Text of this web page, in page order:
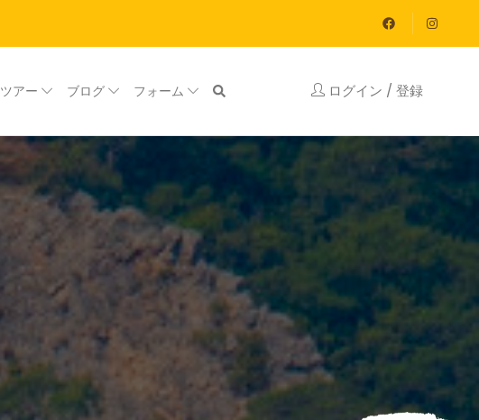
ツアー ブログ フォーム ログイン / 登録